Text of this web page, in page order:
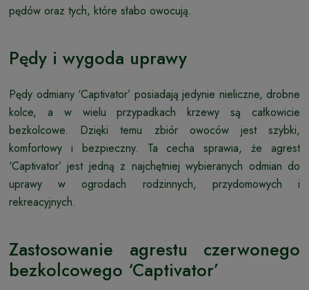
pędów oraz tych, które słabo owocują.
Pędy i wygoda uprawy
Pędy odmiany ‘Captivator’ posiadają jedynie nieliczne, drobne
kolce, a w wielu przypadkach krzewy są całkowicie
bezkolcowe. Dzięki temu zbiór owoców jest szybki,
komfortowy i bezpieczny. Ta cecha sprawia, że agrest
‘Captivator’ jest jedną z najchętniej wybieranych odmian do
uprawy w ogrodach rodzinnych, przydomowych i
rekreacyjnych.
Zastosowanie agrestu czerwonego
bezkolcowego ‘Captivator’